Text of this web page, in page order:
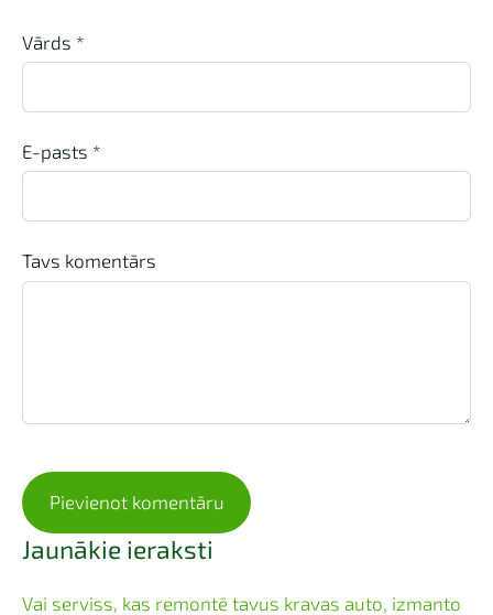
Jaunākie ieraksti
Vai serviss, kas remontē tavus kravas auto, izmanto
Vārds *
E-pasts *
Tavs komentārs